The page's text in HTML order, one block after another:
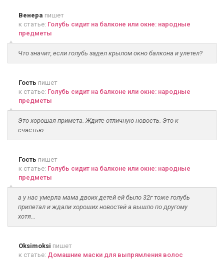
Венера пишет
к статье: Голубь сидит на балконе или окне: народные
предметы
Что значит, если голубь задел крылом окно балкона и улетел?
Гость пишет
к статье: Голубь сидит на балконе или окне: народные
предметы
Это хорошая примета. Ждите отличную новость. Это к
счастью.
Гость пишет
к статье: Голубь сидит на балконе или окне: народные
предметы
а у нас умерла мама двоих детей ей было 32г тоже голубь
прилетал и ждали хороших новостей а вышло по другому
хотя...
Oksimoksi пишет
к статье: Домашние маски для выпрямления волос